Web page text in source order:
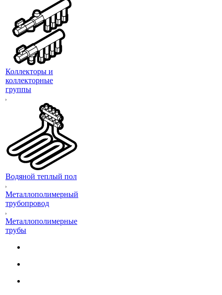
Коллекторы и
коллекторные
группы
Водяной теплый пол
Металлополимерный
трубопровод
Металлополимерные
трубы